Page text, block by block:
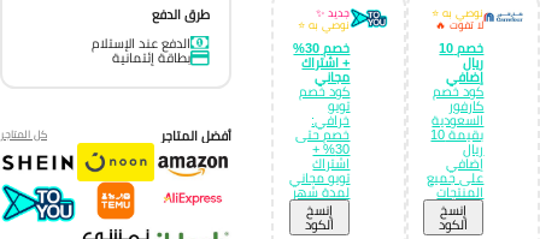
نوصي به ⭐
لا تفوت 🔥
خصم 10
ريال
إضافي
كود خصم
كارفور
السعودية
بقيمة 10
ريال
إضافي
على جميع
المنتجات
إِنسخ
الكود
جديد ✨
نوصي به ⭐
خصم 30%
+ اشتراك
مجاني
كود خصم
تويو
خرافي:
خصم حتى
30% +
اشتراك
تويو مجاني
لمدة شهر
إِنسخ
الكود
طرق الدفع
الدفع عند الإستلام
بطاقة إئتمانية
أفضل المتاجر كل المتاجر